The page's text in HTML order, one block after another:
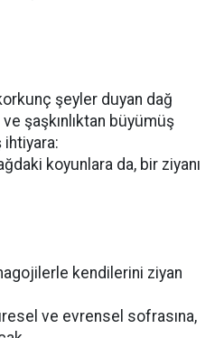
şeyler duyan dağ
şaşkınlıktan büyümüş
koyunlara da, bir ziyanı
kendilerini ziyan
ve evrensel sofrasına,